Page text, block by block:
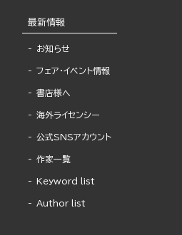
最新情報
お知らせ
フェア・イベント情報
書店様へ
海外ライセンシー
公式SNSアカウント
作家一覧
Keyword list
Author list